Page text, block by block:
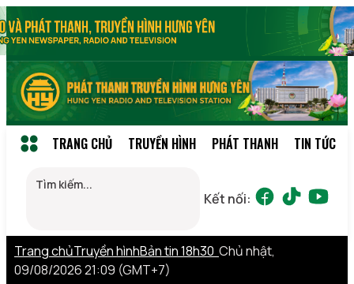
TRANG CHỦ TRUYỀN HÌNH PHÁT THANH TIN TỨC
Kết nối:
Trang chủTruyền hìnhBản tin 18h30 Chủ nhật,
09/08/2026 21:09 (GMT+7)